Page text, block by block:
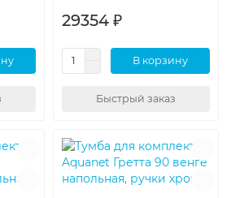
29354 ₽
В корзину
Быстрый заказ